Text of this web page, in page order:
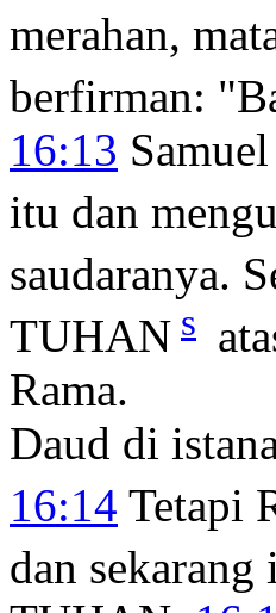
merahan,
berfirman:
16:13
itu dan
saudaranya.
TUHAN s
Rama.
Daud di
16:14 Tetapi
dan sekarang